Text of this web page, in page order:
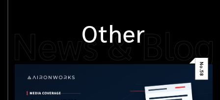
Other
No.
58